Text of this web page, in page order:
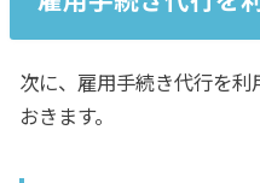
次に、雇用手続き代行を
おきます。